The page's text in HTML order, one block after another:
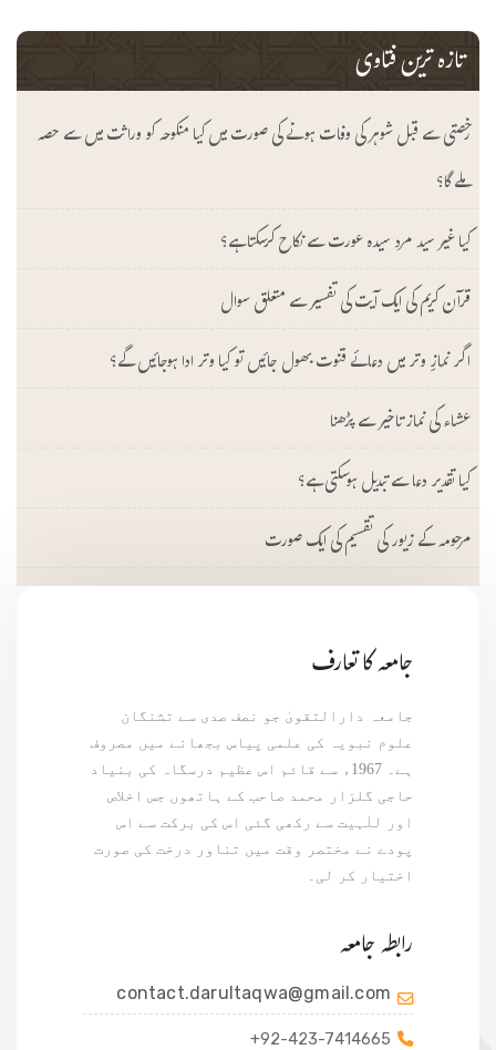
تازہ ترین فتاوی
رخصتی سے قبل شوہر کی وفات ہونے کی صورت میں کیا منکوحہ کو وراثت میں سے حصہ
ملے گا؟
کیا غیر سید مرد سیدہ عورت سے نکاح کرسکتا ہے؟
قرآن کریم کی ایک آیت کی تفسیر سے متعلق سوال
اگر نمازِ وتر میں دعائے قنوت بھول جائیں تو کیا وتر ادا ہوجائیں گے؟
عشاء کی نماز تاخیر سے پڑھنا
کیا تقدیر دعا سے تبدیل ہوسکتی ہے؟
مرحومہ کے زیور کی تقسیم کی ایک صورت
جامعہ کا تعارف
جامعہ دارالتقویٰ جو نصف صدی سے تشنگان
علوم نبویہ کی علمی پیاس بجھانے میں مصروف
ہے۔ 1967ء سے قائم اس عظیم درسگاہ کی بنیاد
حاجی گلزار محمد صاحب کے ہاتھوں جس اخلاص
اور للٰہیت سے رکھی گئی اس کی برکت سے اس
پودے نے مختصر وقت میں تناور درخت کی صورت
اختیار کر لی۔
رابطہ جامعہ
contact.darultaqwa@gmail.com
+92-423-7414665